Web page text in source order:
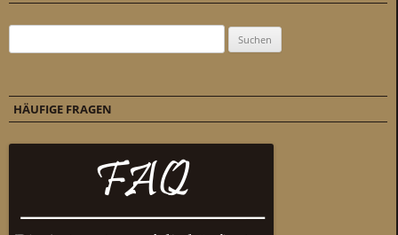
HÄUFIGE FRAGEN